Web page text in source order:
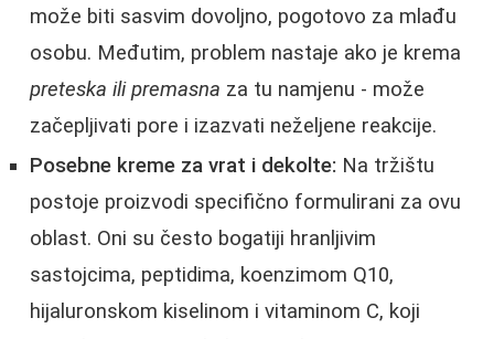
može biti sasvim dovoljno, pogotovo za mlađu
osobu. Međutim, problem nastaje ako je krema
preteska ili premasna za tu namjenu - može
začepljivati pore i izazvati neželjene reakcije.
Posebne kreme za vrat i dekolte: Na tržištu
postoje proizvodi specifično formulirani za ovu
oblast. Oni su često bogatiji hranljivim
sastojcima, peptidima, koenzimom Q10,
hijaluronskom kiselinom i vitaminom C, koji